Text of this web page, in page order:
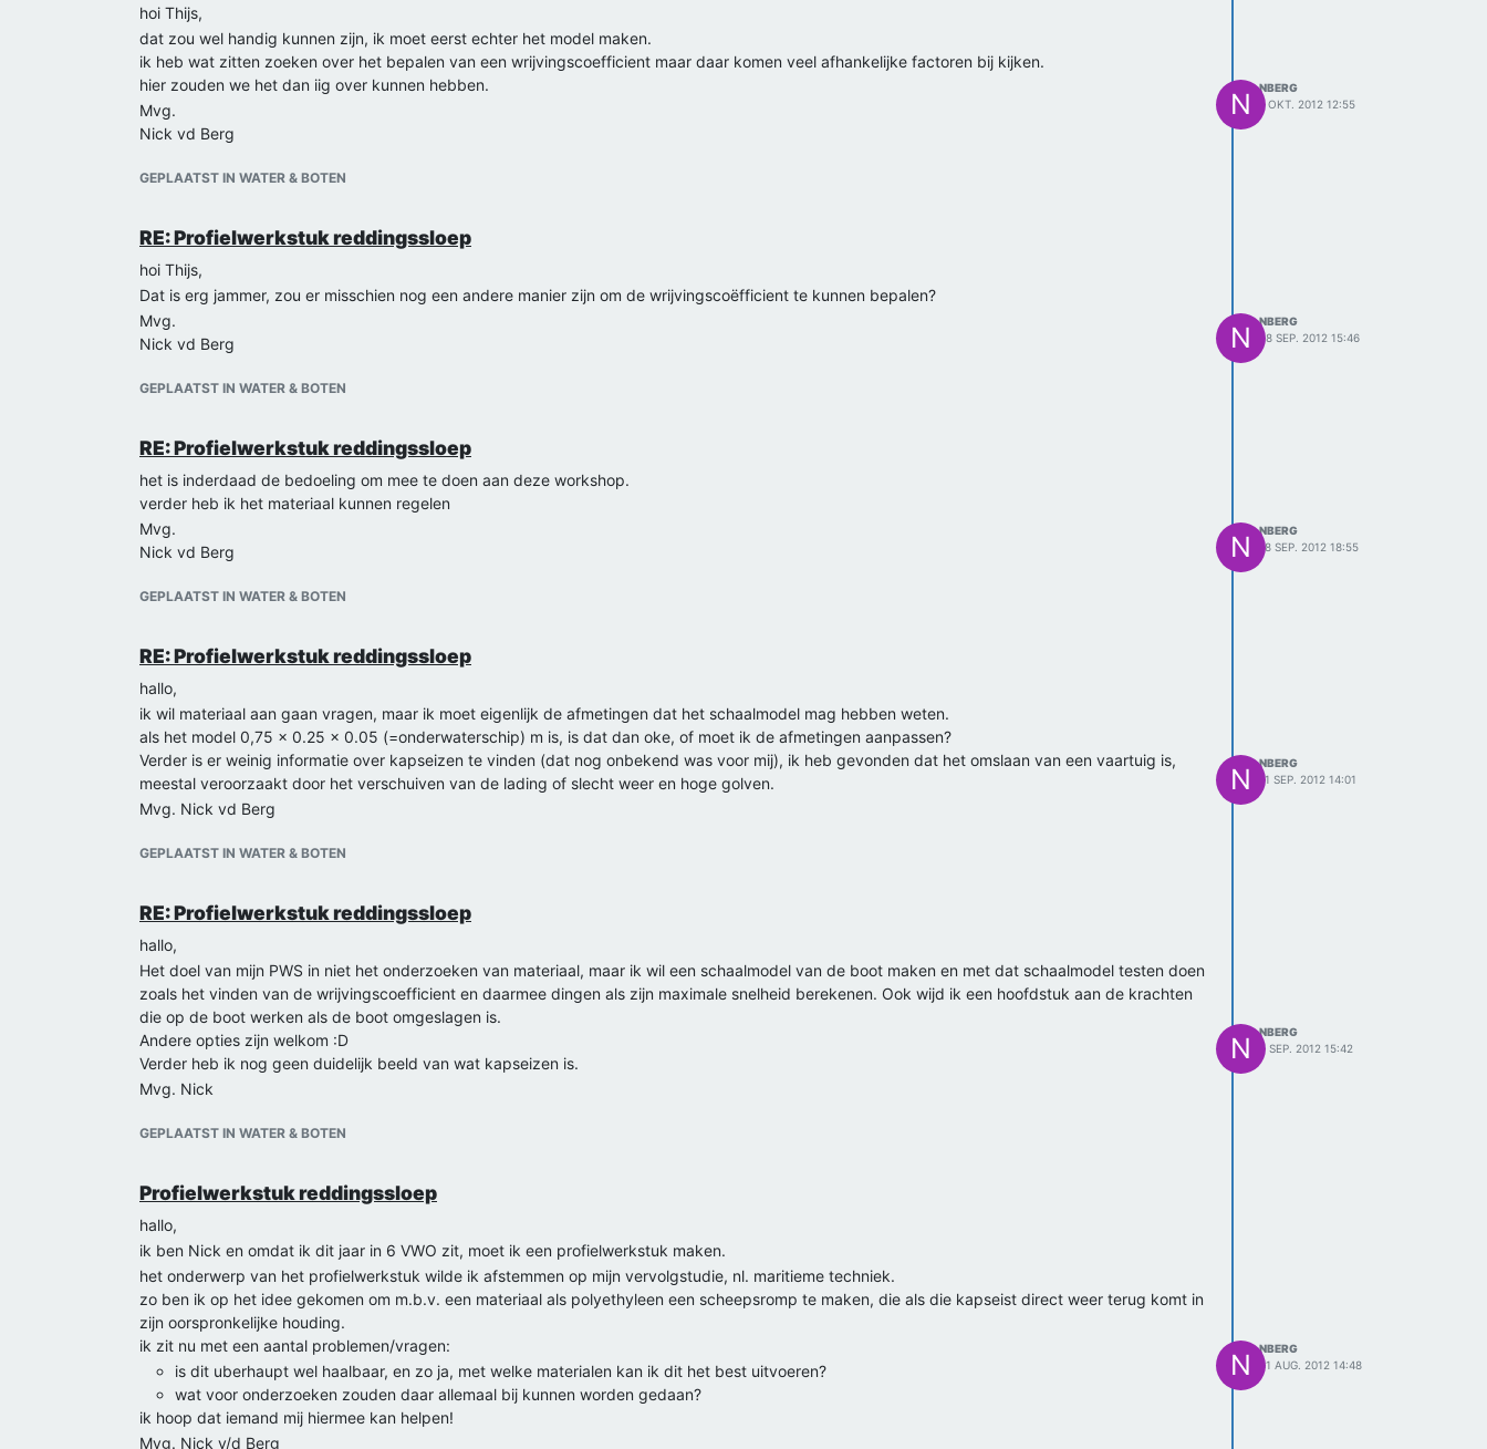
hoi Thijs,
dat zou wel handig kunnen zijn, ik moet eerst echter het model maken.
ik heb wat zitten zoeken over het bepalen van een wrijvingscoefficient maar daar komen veel afhankelijke factoren bij kijken.
hier zouden we het dan iig over kunnen hebben.
Mvg.
Nick vd Berg
GEPLAATST IN WATER & BOTEN
N
NBERG
1 OKT. 2012 12:55
RE: Profielwerkstuk reddingssloep
hoi Thijs,
Dat is erg jammer, zou er misschien nog een andere manier zijn om de wrijvingscoëfficient te kunnen bepalen?
Mvg.
Nick vd Berg
GEPLAATST IN WATER & BOTEN
N
NBERG
28 SEP. 2012 15:46
RE: Profielwerkstuk reddingssloep
het is inderdaad de bedoeling om mee te doen aan deze workshop.
verder heb ik het materiaal kunnen regelen
Mvg.
Nick vd Berg
GEPLAATST IN WATER & BOTEN
N
NBERG
18 SEP. 2012 18:55
RE: Profielwerkstuk reddingssloep
hallo,
ik wil materiaal aan gaan vragen, maar ik moet eigenlijk de afmetingen dat het schaalmodel mag hebben weten.
als het model 0,75 x 0.25 x 0.05 (=onderwaterschip) m is, is dat dan oke, of moet ik de afmetingen aanpassen?
Verder is er weinig informatie over kapseizen te vinden (dat nog onbekend was voor mij), ik heb gevonden dat het omslaan van een vaartuig is,
meestal veroorzaakt door het verschuiven van de lading of slecht weer en hoge golven.
Mvg. Nick vd Berg
GEPLAATST IN WATER & BOTEN
N
NBERG
11 SEP. 2012 14:01
RE: Profielwerkstuk reddingssloep
hallo,
Het doel van mijn PWS in niet het onderzoeken van materiaal, maar ik wil een schaalmodel van de boot maken en met dat schaalmodel testen doen
zoals het vinden van de wrijvingscoefficient en daarmee dingen als zijn maximale snelheid berekenen. Ook wijd ik een hoofdstuk aan de krachten
die op de boot werken als de boot omgeslagen is.
Andere opties zijn welkom :D
Verder heb ik nog geen duidelijk beeld van wat kapseizen is.
Mvg. Nick
GEPLAATST IN WATER & BOTEN
N
NBERG
7 SEP. 2012 15:42
Profielwerkstuk reddingssloep
hallo,
ik ben Nick en omdat ik dit jaar in 6 VWO zit, moet ik een profielwerkstuk maken.
het onderwerp van het profielwerkstuk wilde ik afstemmen op mijn vervolgstudie, nl. maritieme techniek.
zo ben ik op het idee gekomen om m.b.v. een materiaal als polyethyleen een scheepsromp te maken, die als die kapseist direct weer terug komt in
zijn oorspronkelijke houding.
ik zit nu met een aantal problemen/vragen:
is dit uberhaupt wel haalbaar, en zo ja, met welke materialen kan ik dit het best uitvoeren?
wat voor onderzoeken zouden daar allemaal bij kunnen worden gedaan?
ik hoop dat iemand mij hiermee kan helpen!
Mvg. Nick v/d Berg
N
NBERG
31 AUG. 2012 14:48